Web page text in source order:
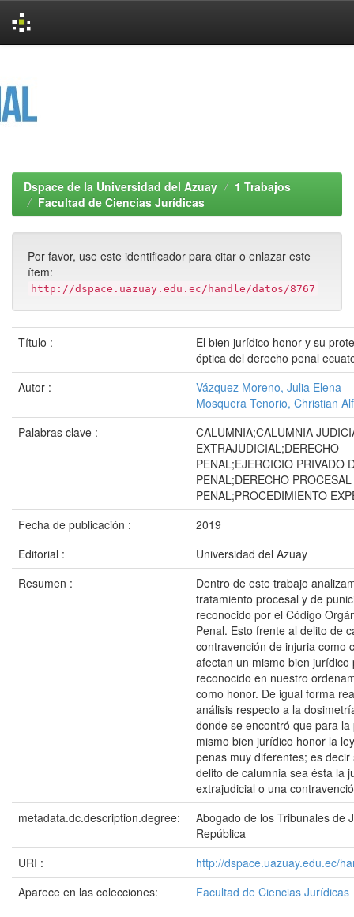
Dspace de la Universidad del Azuay
1 Trabajos
Facultad de Ciencias Jurídicas
Por favor, use este identificador para citar o enlazar este
ítem:
http://dspace.uazuay.edu.ec/handle/datos/8767
Título :
El bien jurídico honor y su
óptica del derecho penal
Autor :
Vázquez Moreno, Julia Elena
Mosquera Tenorio, Christian
Palabras clave :
CALUMNIA;CALUMNIA
EXTRAJUDICIAL;DERECHO
PENAL;EJERCICIO PRIVADO
PENAL;DERECHO PROCESAL
PENAL;PROCEDIMIENTO
Fecha de publicación :
2019
Editorial :
Universidad del Azuay
Resumen :
Dentro de este trabajo
tratamiento procesal y de
reconocido por el Código
Penal. Esto frente al delito de
contravención de injuria como
afectan un mismo bien jurídico
reconocido en nuestro
como honor. De igual forma
análisis respecto a la
donde se encontró que para la
mismo bien jurídico honor la
penas muy diferentes; es
delito de calumnia sea ésta la
extrajudicial o una
metadata.dc.description.degree:
Abogado de los Tribunales de
República
URI :
http://dspace.uazuay.edu.ec/
Aparece en las colecciones:
Facultad de Ciencias Jurídicas